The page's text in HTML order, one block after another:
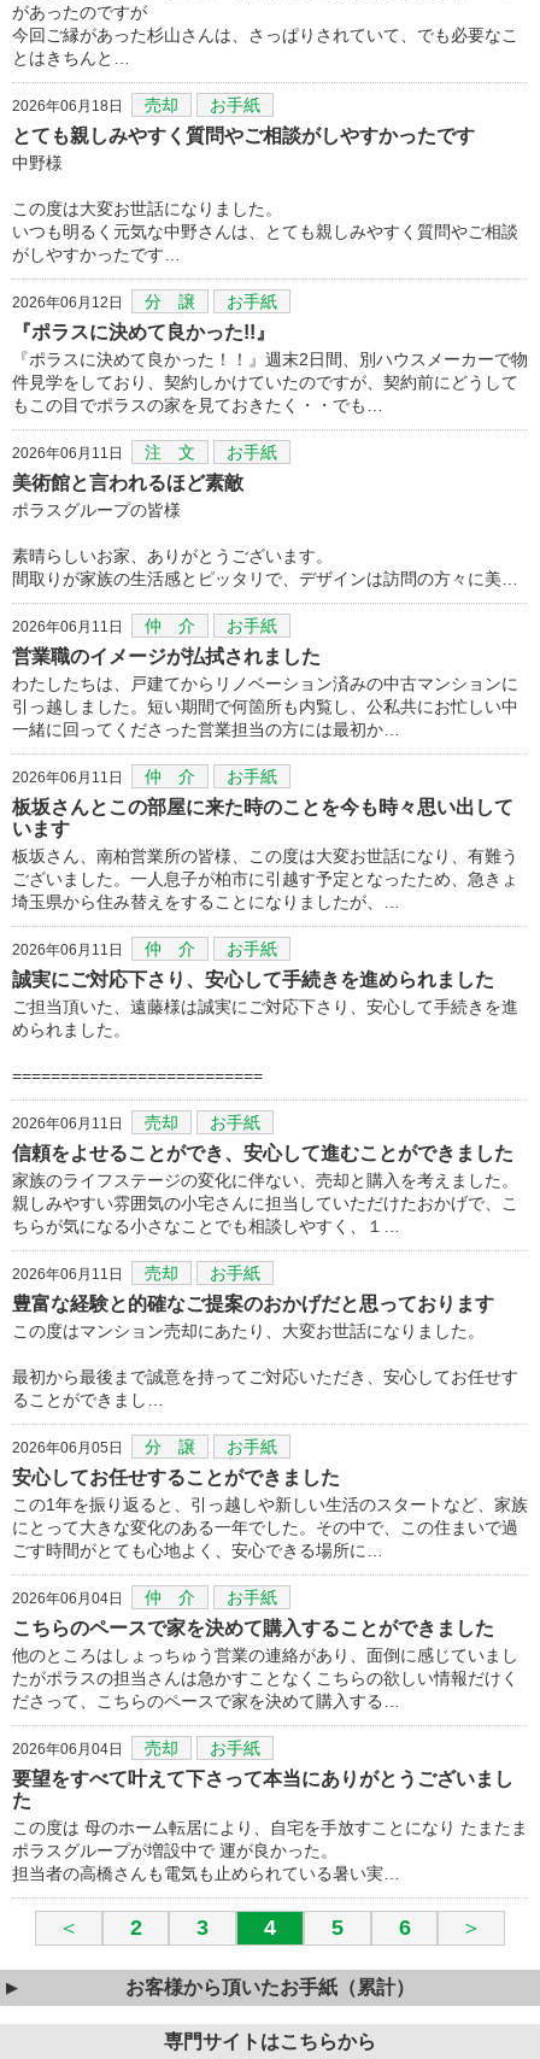
があったのですが
今回ご縁があった杉山さんは、さっぱりされていて、でも必要なこ
とはきちんと…
2026年06月18日 売却 お手紙
とても親しみやすく質問やご相談がしやすかったです
中野様
この度は大変お世話になりました。
いつも明るく元気な中野さんは、とても親しみやすく質問やご相談
がしやすかったです…
2026年06月12日 分 譲 お手紙
『ポラスに決めて良かった!!』
『ポラスに決めて良かった！！』週末2日間、別ハウスメーカーで物
件見学をしており、契約しかけていたのですが、契約前にどうして
もこの目でポラスの家を見ておきたく・・でも…
2026年06月11日 注 文 お手紙
美術館と言われるほど素敵
ポラスグループの皆様
素晴らしいお家、ありがとうございます。
間取りが家族の生活感とピッタリで、デザインは訪問の方々に美…
2026年06月11日 仲 介 お手紙
営業職のイメージが払拭されました
わたしたちは、戸建てからリノベーション済みの中古マンションに
引っ越しました。短い期間で何箇所も内覧し、公私共にお忙しい中
一緒に回ってくださった営業担当の方には最初か…
2026年06月11日 仲 介 お手紙
板坂さんとこの部屋に来た時のことを今も時々思い出して
います
板坂さん、南柏営業所の皆様、この度は大変お世話になり、有難う
ございました。一人息子が柏市に引越す予定となったため、急きょ
埼玉県から住み替えをすることになりましたが、…
2026年06月11日 仲 介 お手紙
誠実にご対応下さり、安心して手続きを進められました
ご担当頂いた、遠藤様は誠実にご対応下さり、安心して手続きを進
められました。
==========================
2026年06月11日 売却 お手紙
信頼をよせることができ、安心して進むことができました
家族のライフステージの変化に伴ない、売却と購入を考えました。
親しみやすい雰囲気の小宅さんに担当していただけたおかげで、こ
ちらが気になる小さなことでも相談しやすく、１…
2026年06月11日 売却 お手紙
豊富な経験と的確なご提案のおかげだと思っております
この度はマンション売却にあたり、大変お世話になりました。
最初から最後まで誠意を持ってご対応いただき、安心してお任せす
ることができまし…
2026年06月05日 分 譲 お手紙
安心してお任せすることができました
この1年を振り返ると、引っ越しや新しい生活のスタートなど、家族
にとって大きな変化のある一年でした。その中で、この住まいで過
ごす時間がとても心地よく、安心できる場所に…
2026年06月04日 仲 介 お手紙
こちらのペースで家を決めて購入することができました
他のところはしょっちゅう営業の連絡があり、面倒に感じていまし
たがポラスの担当さんは急かすことなくこちらの欲しい情報だけく
ださって、こちらのペースで家を決めて購入する…
2026年06月04日 売却 お手紙
要望をすべて叶えて下さって本当にありがとうございまし
た
この度は 母のホーム転居により、自宅を手放すことになり たまたま
ポラスグループが増設中で 運が良かった。
担当者の高橋さんも電気も止められている暑い実…
＜ 2 3 4 5 6 ＞
お客様から頂いたお手紙（累計）
専門サイトはこちらから